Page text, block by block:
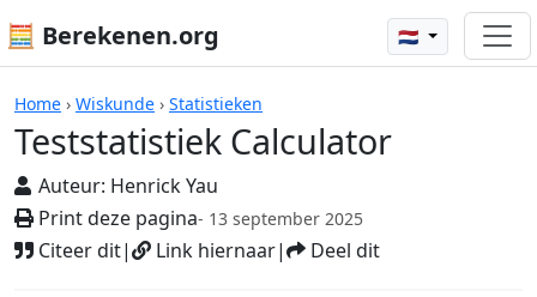
🧮 Berekenen.org 🇳🇱
Home › Wiskunde › Statistieken
Teststatistiek Calculator
Auteur: Henrick Yau
Print deze pagina- 13 september 2025
Citeer dit| Link hiernaar| Deel dit
Teststatistiek Calculator